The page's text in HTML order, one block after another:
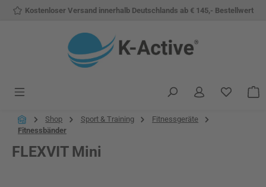
Zum Hauptinhalt springen
Kostenloser Versand innerhalb Deutschlands ab € 145,- Bestellwert
Du
Shop Sport & Training
Fitnessgeräte
Fitnessbänder
FLEXVIT Mini